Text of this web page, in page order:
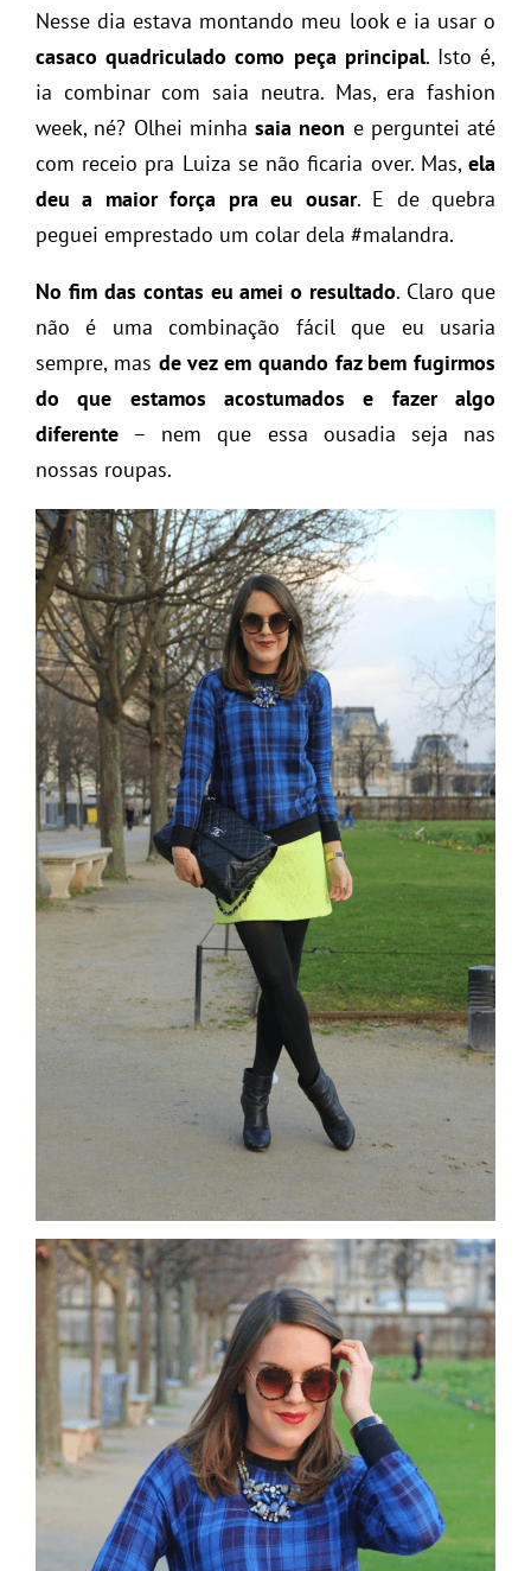
Nesse dia estava montando meu look e ia usar o
casaco quadriculado como peça principal. Isto é,
ia combinar com saia neutra. Mas, era fashion
week, né? Olhei minha saia neon e perguntei até
com receio pra Luiza se não ficaria over. Mas, ela
deu a maior força pra eu ousar. E de quebra
peguei emprestado um colar dela #malandra.
No fim das contas eu amei o resultado. Claro que
não é uma combinação fácil que eu usaria
sempre, mas de vez em quando faz bem fugirmos
do que estamos acostumados e fazer algo
diferente – nem que essa ousadia seja nas
nossas roupas.